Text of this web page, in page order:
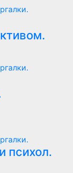
психол.